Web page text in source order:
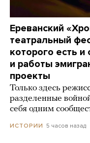
Ереванский
театральный
которого есть и
и работы
проекты
Только здесь
разделенные
себя одним
ИСТОРИИ 5 часов назад